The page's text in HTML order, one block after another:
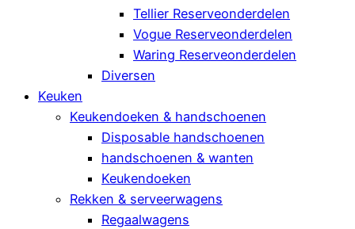
Tellier Reserveonderdelen
Vogue Reserveonderdelen
Waring Reserveonderdelen
Diversen
Keuken
Keukendoeken & handschoenen
Disposable handschoenen
handschoenen & wanten
Keukendoeken
Rekken & serveerwagens
Regaalwagens